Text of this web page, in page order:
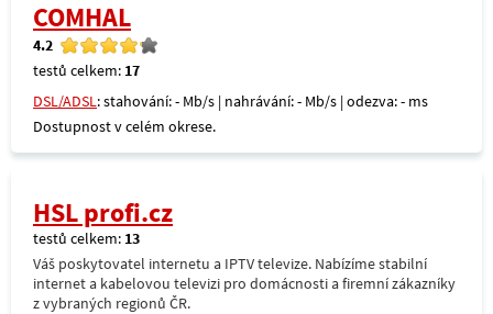
COMHAL
4.2
testů celkem: 17
DSL/ADSL: stahování: - Mb/s | nahrávání: - Mb/s | odezva: - ms
Dostupnost v celém okrese.
HSL profi.cz
testů celkem: 13
Váš poskytovatel internetu a IPTV televize. Nabízíme stabilní
internet a kabelovou televizi pro domácnosti a firemní zákazníky
z vybraných regionů ČR.